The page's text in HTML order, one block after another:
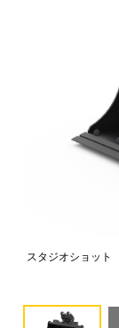
スタジオショット